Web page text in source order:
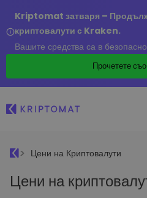
Kriptomat затваря –
криптовалути с Kraken.
Вашите средства са в
Прочетете
Цени на Криптовалути
Цени на